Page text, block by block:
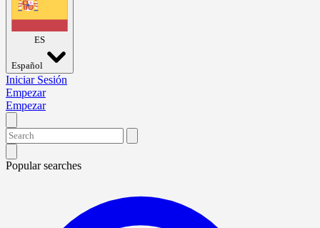
ES
Español
Iniciar Sesión
Empezar
Empezar
Popular searches